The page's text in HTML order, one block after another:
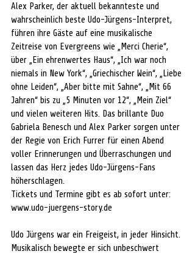
Alex Parker, der aktuell bekannteste und
wahrscheinlich beste Udo-Jürgens-Interpret,
führen ihre Gäste auf eine musikalische
Zeitreise von Evergreens wie „Merci Cherie“,
über „Ein ehrenwertes Haus“, „Ich war noch
niemals in New York“, „Griechischer Wein“, „Liebe
ohne Leiden“, „Aber bitte mit Sahne“, „Mit 66
Jahren“ bis zu „5 Minuten vor 12“, „Mein Ziel“
und vielen weiteren Hits. Das brillante Duo
Gabriela Benesch und Alex Parker sorgen unter
der Regie von Erich Furrer für einen Abend
voller Erinnerungen und Überraschungen und
lassen das Herz jedes Udo-Jürgens-Fans
höherschlagen.
Tickets und Termine gibt es ab sofort unter:
www.udo-juergens-story.de
Udo Jürgens war ein Freigeist, in jeder Hinsicht.
Musikalisch bewegte er sich unbeschwert